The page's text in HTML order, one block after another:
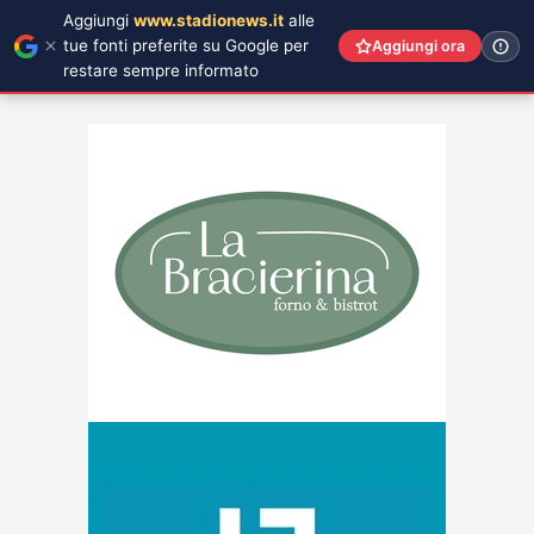
Aggiungi www.stadionews.it alle
tue fonti preferite su Google per
restare sempre informato
Aggiungi ora